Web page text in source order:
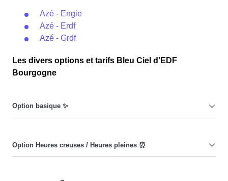
Azé - Engie
Azé - Erdf
Azé - Grdf
Les divers options et tarifs Bleu Ciel d'EDF
Bourgogne
date, ni de l'heure, que ce soit en à Azé ou ailleurs. 💡